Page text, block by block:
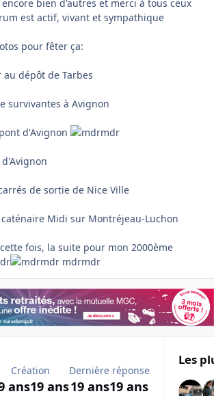
encore bien d'autres et merci à tous ceux
est actif, vivant et sympathique
pour fêter ça:
dépôt de Tarbes
survivantes à Avignon
d'Avignon
de sortie de Nice Ville
Midi sur Montréjeau-Luchon
fois, la suite pour mon 2000ème
mdrmdr
Création
ans19 ans
Dernière réponse
19 ans19 ans
Les